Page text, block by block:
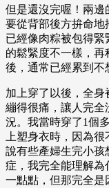
但是還沒完喔！兩邊
要從背部後方拚命地
已經像肉粽被包得
的鬆緊度不一樣，再
後，通常已經累到不
加上穿了以後，全
繃得很痛，讓人完全
況。我當時穿了1個
上塑身衣時，因為很
說有些產婦生完小孩
症，我完全能理解為
一點點，但那完全